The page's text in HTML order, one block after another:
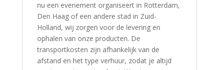
nu een evenement organiseert in Rotterdam,
Den Haag of een andere stad in Zuid-
Holland, wij zorgen voor de levering en
ophalen van onze producten. De
transportkosten zijn afhankelijk van de
afstand en het type verhuur, zodat je altijd